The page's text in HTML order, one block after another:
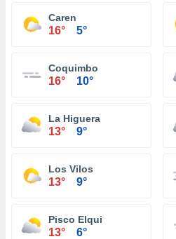
Caren
16° 5°
Coquimbo
16° 10°
La Higuera
13° 9°
Los Vilos
13° 9°
Pisco Elqui
13° 6°